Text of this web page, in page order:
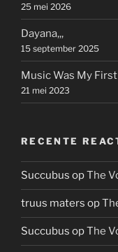
25 mei 2026
Dayana,,,
15 september 2025
Music Was My
21 mei 2023
RECENTE
Succubus opThe
truus maters op
Succubus opThe